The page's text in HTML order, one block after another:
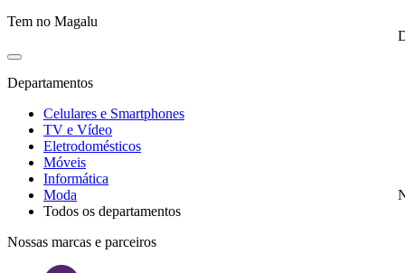
Tem no Magalu
Departamentos
Celulares e Smartphones
TV e Vídeo
Eletrodomésticos
Móveis
Informática
Moda
Todos os departamentos
Nossas marcas e parceiros